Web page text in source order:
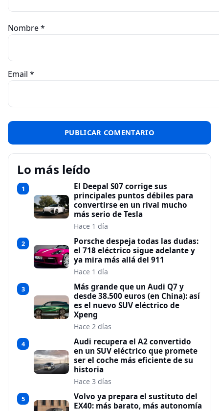
Nombre*
Email *
Lo más leído
1
El Deepal S07 corrige sus
principales puntos débiles para
convertirse en un rival mucho
más serio de Tesla
Hace 1 día
2
Porsche despeja todas las dudas:
el 718 eléctrico sigue adelante y
ya mira más allá del 911
Hace 1 día
3
Más grande que un Audi Q7 y
desde 38.500 euros (en China): así
es el nuevo SUV eléctrico de
Xpeng
Hace 2 días
4
Audi recupera el A2 convertido
en un SUV eléctrico que promete
ser el coche más eficiente de su
historia
Hace 3 días
5
Volvo ya prepara el sustituto del
EX40: más barato, más autonomía